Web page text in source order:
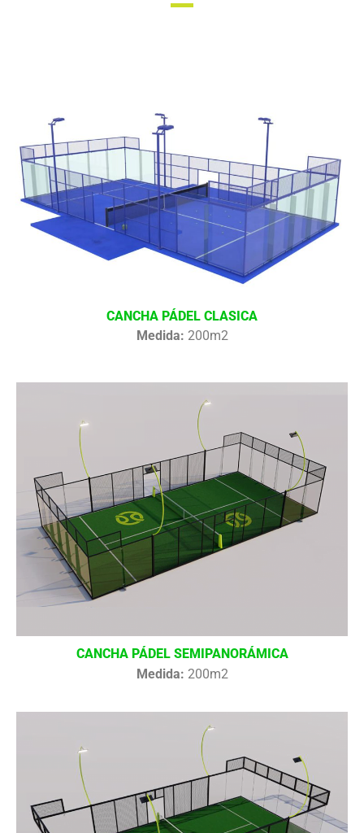
CANCHA PÁDEL CLASICA
Medida: 200m2
CANCHA PÁDEL SEMIPANORÁMICA
Medida: 200m2